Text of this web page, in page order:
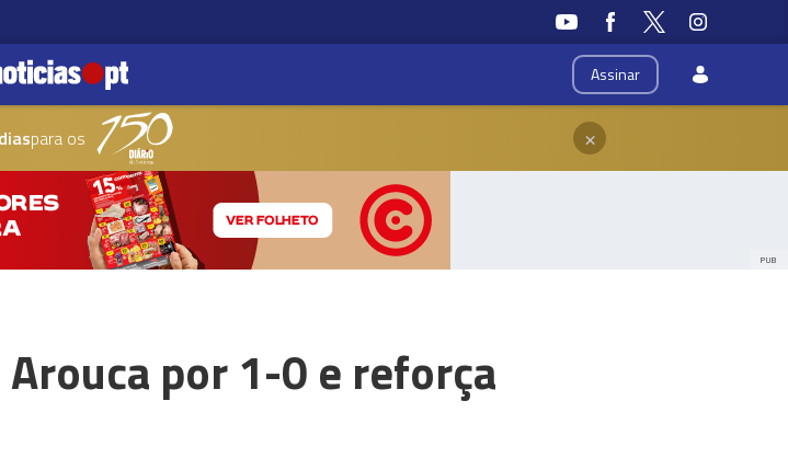
Assinar
para os ×
PUB
por 1-0 e reforça